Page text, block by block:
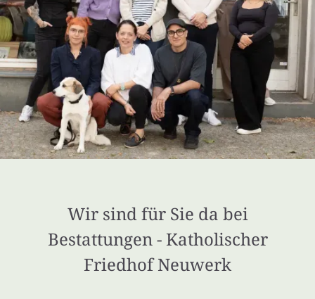
Wir sind für Sie da bei
Bestattungen - Katholischer
Friedhof Neuwerk